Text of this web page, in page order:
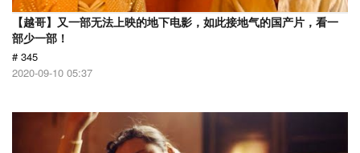
【越哥】又一部无法上映的地下电影，如此接地气的国产片，看一
部少一部！
# 345
2020-09-10 05:37